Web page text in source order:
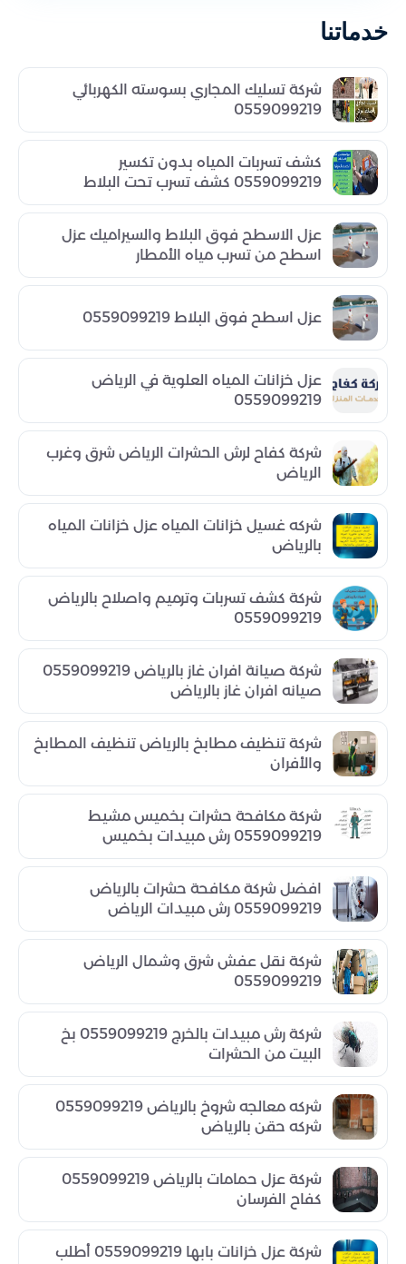
خدماتنا
شركة تسليك المجاري بسوسته الكهربائي
0559099219
كشف تسربات المياه بدون تكسير
0559099219 كشف تسرب تحت البلاط
عزل الاسطح فوق البلاط والسيراميك عزل
اسطح من تسرب مياه الأمطار
عزل اسطح فوق البلاط 0559099219
عزل خزانات المياه العلوية في الرياض
0559099219
شركة كفاح لرش الحشرات الرياض شرق وغرب
الرياض
شركه غسيل خزانات المياه عزل خزانات المياه
بالرياض
شركة كشف تسربات وترميم واصلاح بالرياض
0559099219
شركة صيانة افران غاز بالرياض 0559099219
صيانه افران غاز بالرياض
شركة تنظيف مطابخ بالرياض تنظيف المطابخ
والأفران
شركة مكافحة حشرات بخميس مشيط
0559099219 رش مبيدات بخميس
افضل شركة مكافحة حشرات بالرياض
0559099219 رش مبيدات الرياض
شركة نقل عفش شرق وشمال الرياض
0559099219
شركة رش مبيدات بالخرج 0559099219 بخ
البيت من الحشرات
شركه معالجه شروخ بالرياض 0559099219
شركه حقن بالرياض
شركة عزل حمامات بالرياض 0559099219
كفاح الفرسان
شركة عزل خزانات بابها 0559099219 أطلب